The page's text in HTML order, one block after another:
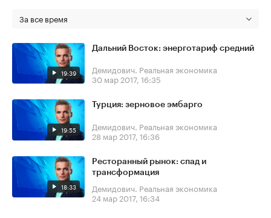
За все время
19:39
Дальний Восток: энерготариф средний
Демидович. Реальная экономика
30 мар 2017, 16:35
19:55
Турция: зерновое эмбарго
Демидович. Реальная экономика
28 мар 2017, 16:36
18:33
Ресторанный рынок: спад и
трансформация
Демидович. Реальная экономика
24 мар 2017, 16:34